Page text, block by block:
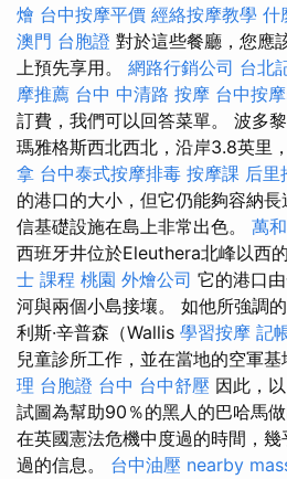
燴 台中按摩平價 經絡按摩教學 什
澳門 台胞證 對於這些餐廳，您應
上預先享用。 網路行銷公司 台北
摩推薦 台中 中清路 按摩 台中按
訂費，我們可以回答菜單。 波多
瑪雅格斯西北西北，沿岸3.8英里
拿 台中泰式按摩排毒 按摩課 后里
的港口的大小，但它仍能夠容納
信基礎設施在島上非常出色。 萬
西班牙井位於Eleuthera北峰以西
士 課程 桃園 外燴公司 它的港口
河與兩個小島接壤。 如他所強調
利斯·辛普森（Wallis 學習按摩 記
兒童診所工作，並在當地的空軍基
理 台胞證 台中 台中舒壓 因此，
試圖為幫助90％的黑人的巴哈馬
在英國憲法危機中度過的時間，
過的信息。 台中油壓 nearby